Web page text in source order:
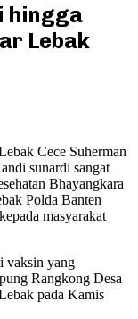
hingga
Lebak
Cece Suherman
sunardi sangat
Bhayangkara
Polda Banten
masyarakat
vaksin yang
Rangkong Desa
pada Kamis